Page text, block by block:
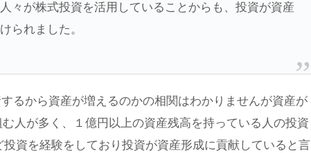
々が株式投資を活用していることからも、投資が資産
られました。
るから資産が増えるのかの相関はわかりませんが資産が
人が多く、１億円以上の資産残高を持っている人の投資
資を経験をしており投資が資産形成に貢献していると言